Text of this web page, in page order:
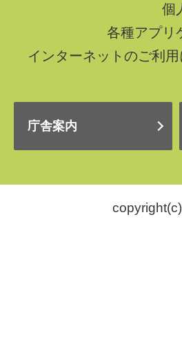
個
各種アプリ
インターネットのご利
庁舎案内